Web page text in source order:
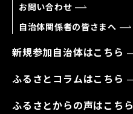
お問い合わせ
自治体関係者の皆さまへ
新規参加自治体はこちら
ふるさとコラムはこちら
ふるさとからの声はこちら